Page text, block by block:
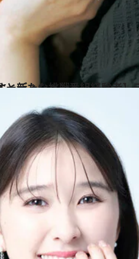
（30）が語る“あの頃”と新たな挑戦